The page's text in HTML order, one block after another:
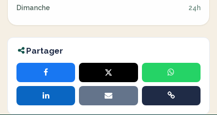
Dimanche 24h
Partager